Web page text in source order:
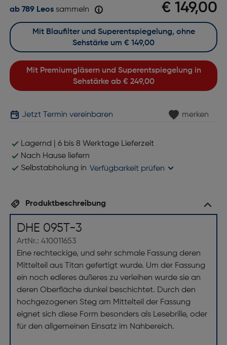
€ 149,00
ab 789 Leossammeln
Mit Premiumgläsern und Superentspiegelung in
Sehstärke ab € 249,00
Mit Blaufilter und Superentspiegelung, ohne
Sehstärke um € 149,00
Jetzt Termin vereinbaren merken
Lagernd | 6 bis 8 Werktage Lieferzeit
Nach Hause liefern
Selbstabholung in Verfügbarkeit prüfen
Produktbeschreibung
DHE 095T-3
ArtNr.: 410011653
Eine rechteckige, und sehr schmale Fassung deren
Mittelteil aus Titan gefertigt wurde. Um der Fassung
ein noch edleres äußeres zu verleihen wurde sie an
deren Oberfläche dunkel beschichtet. Durch den
hochgezogenen Steg am Mittelteil der Fassung
eignet sich diese Form besonders als Lesebrille, oder
für den allgemeinen Einsatz im Nahbereich.